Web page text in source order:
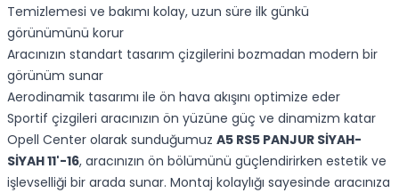
Temizlemesi ve bakımı kolay, uzun süre ilk günkü
görünümünü korur
Aracınızın standart tasarım çizgilerini bozmadan modern bir
görünüm sunar
Aerodinamik tasarımı ile ön hava akışını optimize eder
Sportif çizgileri aracınızın ön yüzüne güç ve dinamizm katar
Opell Center olarak sunduğumuz A5 RS5 PANJUR SİYAH-
SİYAH 11'-16, aracınızın ön bölümünü güçlendirirken estetik ve
işlevselliği bir arada sunar. Montaj kolaylığı sayesinde aracınıza